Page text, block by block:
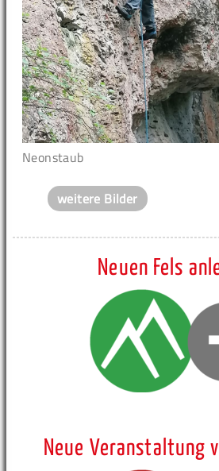
Neonstaub
weitere Bilder
Neuen Fels
Neue Veranstaltung